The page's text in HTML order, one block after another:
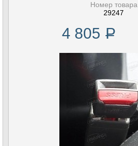
Номер товара
29247
4 805 Р